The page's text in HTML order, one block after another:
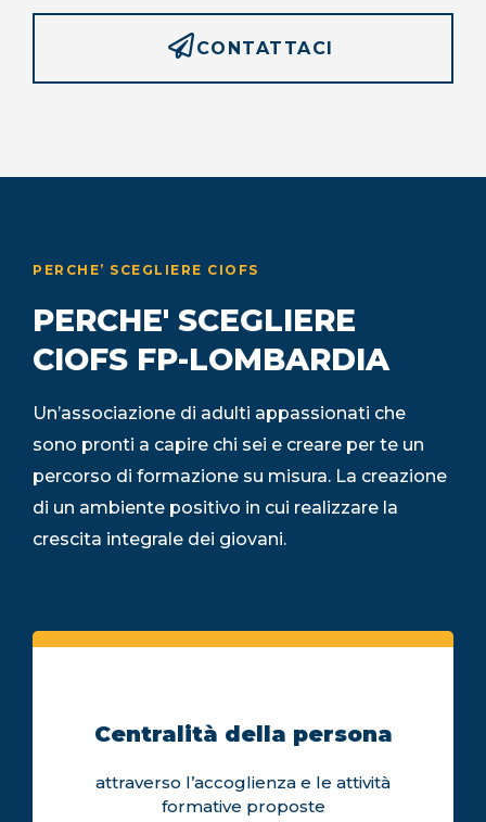
CONTATTACI
PERCHE’ SCEGLIERE CIOFS
PERCHE' SCEGLIERE
CIOFS FP-LOMBARDIA
Un’associazione di adulti appassionati che
sono pronti a capire chi sei e creare per te un
percorso di formazione su misura. La creazione
di un ambiente positivo in cui realizzare la
crescita integrale dei giovani.
Centralità della persona
attraverso l’accoglienza e le attività
formative proposte